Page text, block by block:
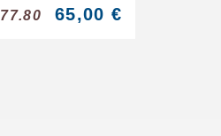
77.80 65,00 €